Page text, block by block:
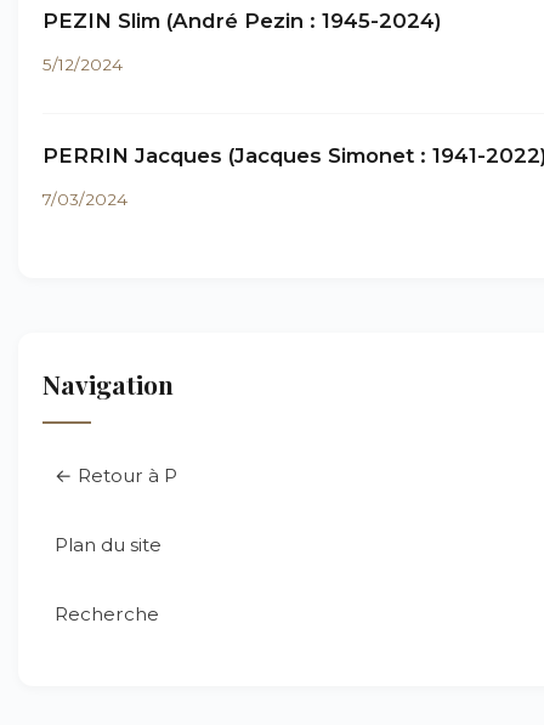
PEZIN Slim (André Pezin : 1945-2024)
5/12/2024
PERRIN Jacques (Jacques Simonet : 1941-
7/03/2024
Navigation
← Retour à P
Plan du site
Recherche